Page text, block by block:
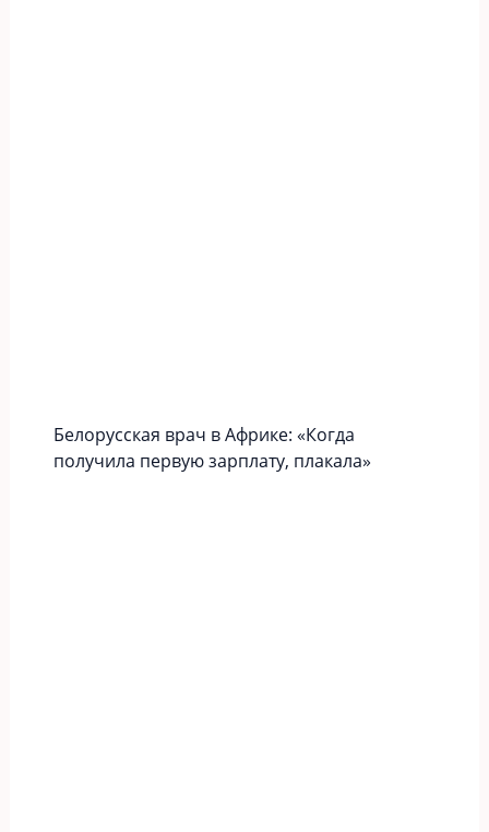
Белорусская врач в Африке: «Когда
получила первую зарплату, плакала»